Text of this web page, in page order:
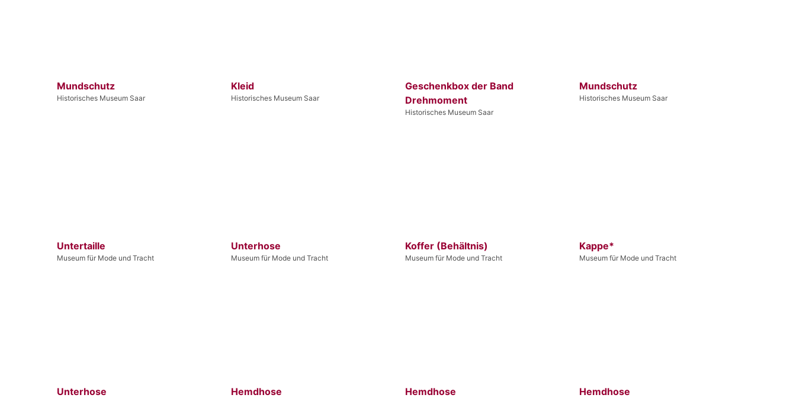
Mundschutz
Historisches Museum Saar
Kleid
Historisches Museum Saar
Geschenkbox der Band
Drehmoment
Historisches Museum Saar
Mundschutz
Historisches Museum Saar
Untertaille
Museum für Mode und Tracht
Unterhose
Museum für Mode und Tracht
Koffer (Behältnis)
Museum für Mode und Tracht
Kappe*
Museum für Mode und Tracht
Unterhose Hemdhose Hemdhose Hemdhose